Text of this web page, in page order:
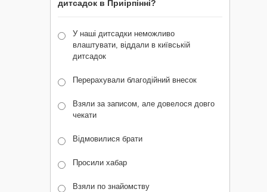
дитсадок в Приірпінні?
У наші дитсадки неможливо
влаштувати, віддали в київській
дитсадок
Перерахували благодійний внесок
Взяли за записом, але довелося довго
чекати
Відмовилися брати
Просили хабар
Взяли по знайомству